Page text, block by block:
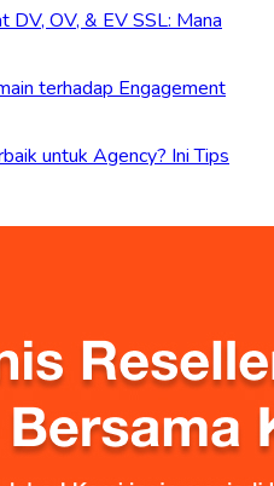
DV, OV, & EV SSL: Mana
terhadap Engagement
untuk Agency? Ini Tips